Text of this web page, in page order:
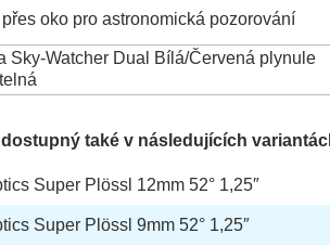
oko pro astronomická pozorování
Sky-Watcher Dual Bílá/Červená plynule
také v následujících
Super Plössl 12mm 52° 1,25″
Super Plössl 9mm 52° 1,25″